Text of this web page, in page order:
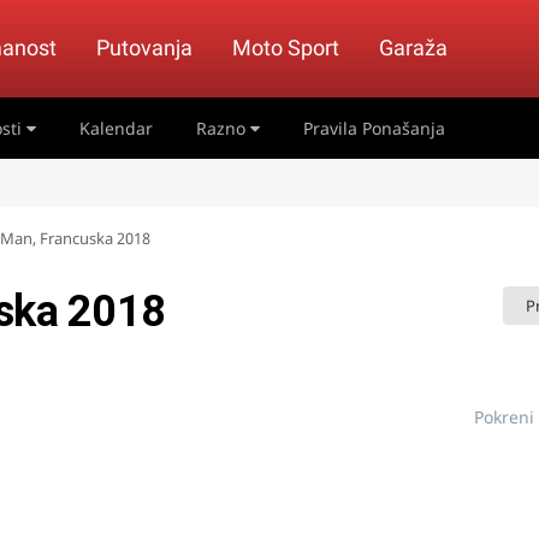
Putovanja Moto Sport Garaža
Kalendar Razno Pravila Ponašanja
Francuska 2018
2018